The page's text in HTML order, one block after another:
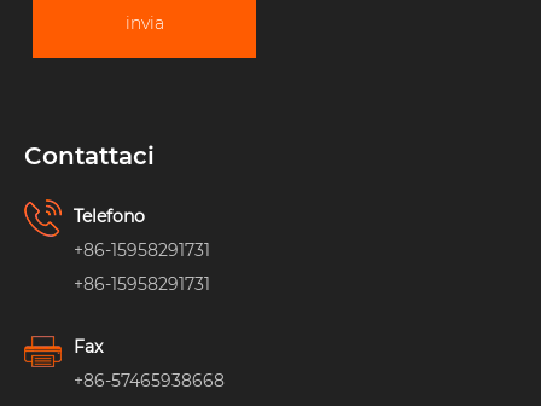
invia
Contattaci
Telefono
+86-15958291731
+86-15958291731
Fax
+86-57465938668